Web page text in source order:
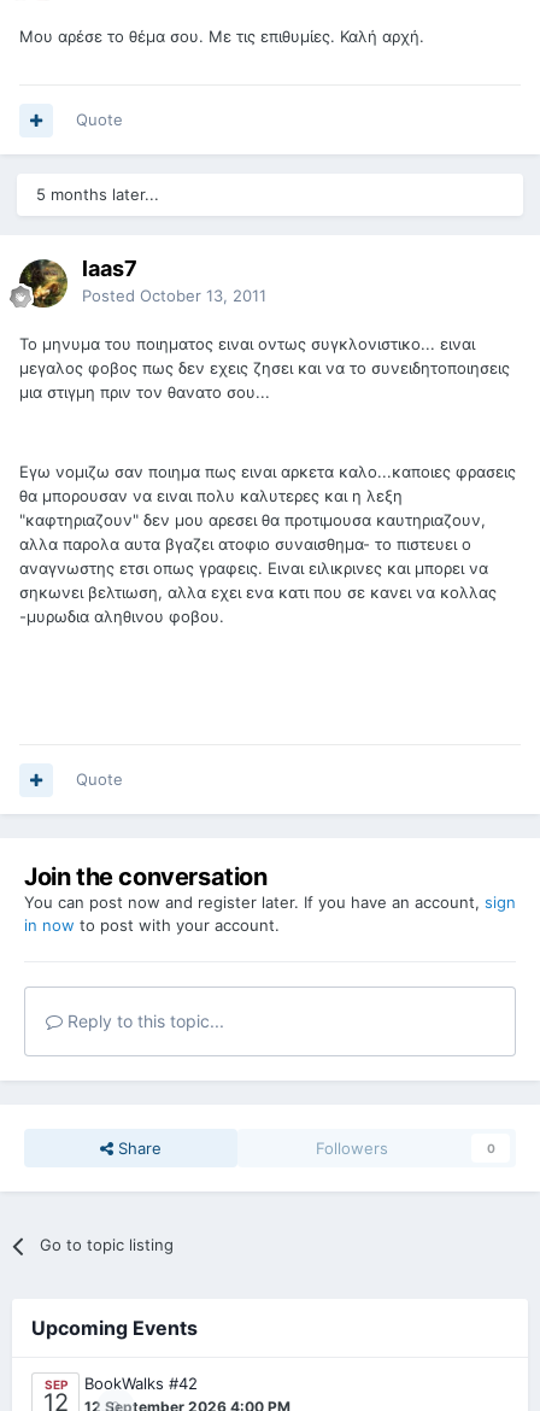
Μου αρέσε το θέμα σου. Με τις επιθυμίες. Καλή αρχή.
Quote
5 months later...
laas7
Posted October 13, 2011
Το μηνυμα του ποιηματος ειναι οντως συγκλονιστικο... ειναι
μεγαλος φοβος πως δεν εχεις ζησει και να το συνειδητοποιησεις
μια στιγμη πριν τον θανατο σου...
Εγω νομιζω σαν ποιημα πως ειναι αρκετα καλο...καποιες φρασεις
θα μπορουσαν να ειναι πολυ καλυτερες και η λεξη
"καφτηριαζουν" δεν μου αρεσει θα προτιμουσα καυτηριαζουν,
αλλα παρολα αυτα βγαζει ατοφιο συναισθημα- το πιστευει ο
αναγνωστης ετσι οπως γραφεις. Ειναι ειλικρινες και μπορει να
σηκωνει βελτιωση, αλλα εχει ενα κατι που σε κανει να κολλας
-μυρωδια αληθινου φοβου.
Quote
Join the conversation
You can post now and register later. If you have an account, sign
in now to post with your account.
Reply to this topic...
Share Followers 0
Go to topic listing
Upcoming Events
SEP
12 0
BookWalks #42
12 September 2026 4:00 PM